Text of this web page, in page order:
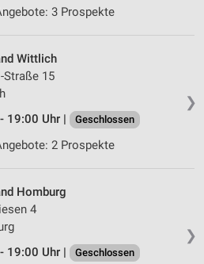
3 Prospekte
❯
Wittlich
Straße 15
19:00 Uhr |
Geschlossen
2 Prospekte
❯
Homburg
4
19:00 Uhr |
Geschlossen
auf Informationen
zur Auswahl von
personalisierte
Auswahl
Personalisierung
zur Auswahl